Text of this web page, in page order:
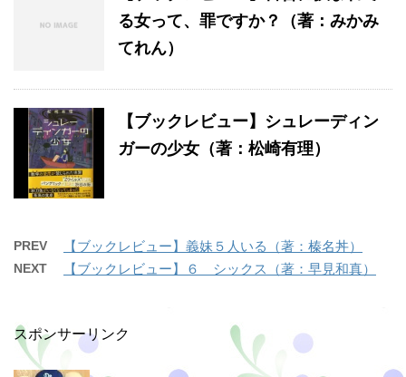
る女って、罪ですか？（著：みかみ
てれん）
【ブックレビュー】シュレーディン
ガーの少女（著：松崎有理）
PREV 【ブックレビュー】義妹５人いる（著：榛名丼）
NEXT 【ブックレビュー】６ シックス（著：早見和真）
スポンサーリンク